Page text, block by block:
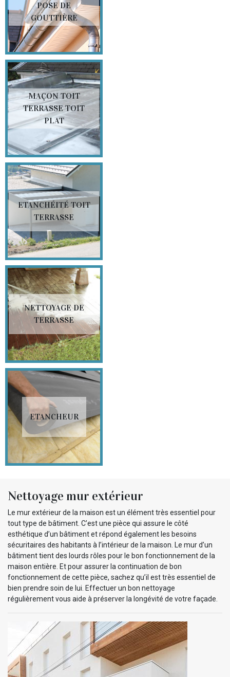
POSE DE
GOUTTIÈRE
MAÇON TOIT
TERRASSE TOIT
PLAT
ETANCHÉITÉ TOIT
TERRASSE
NETTOYAGE DE
TERRASSE
ETANCHEUR
Nettoyage mur extérieur
Le mur extérieur de la maison est un élément très essentiel pour
tout type de bâtiment. C’est une pièce qui assure le côté
esthétique d’un bâtiment et répond également les besoins
sécuritaires des habitants à l’intérieur de la maison. Le mur d’un
bâtiment tient des lourds rôles pour le bon fonctionnement de la
maison entière. Et pour assurer la continuation de bon
fonctionnement de cette pièce, sachez qu’il est très essentiel de
bien prendre soin de lui. Effectuer un bon nettoyage
régulièrement vous aide à préserver la longévité de votre façade.